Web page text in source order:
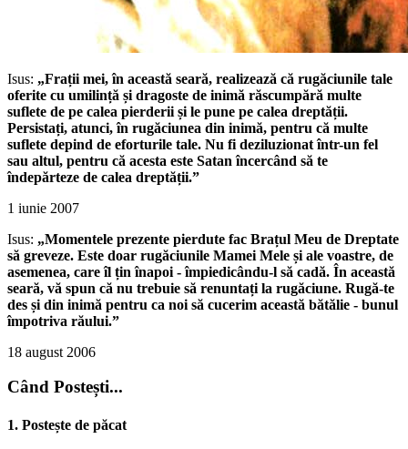
Isus: „Frații mei, în această seară, realizează că rugăciunile tale
oferite cu umilință și dragoste de inimă răscumpără multe
suflete de pe calea pierderii și le pune pe calea dreptății.
Persistați, atunci, în rugăciunea din inimă, pentru că multe
suflete depind de eforturile tale. Nu fi deziluzionat într-un fel
sau altul, pentru că acesta este Satan încercând să te
îndepărteze de calea dreptății.”
1 iunie 2007
Isus: „Momentele prezente pierdute fac Brațul Meu de Dreptate
să greveze. Este doar rugăciunile Mamei Mele și ale voastre, de
asemenea, care îl țin înapoi - împiedicându-l să cadă. În această
seară, vă spun că nu trebuie să renuntați la rugăciune. Rugă-te
des și din inimă pentru ca noi să cucerim această bătălie - bunul
împotriva răului.”
18 august 2006
Când Postești...
1. Postește de păcat